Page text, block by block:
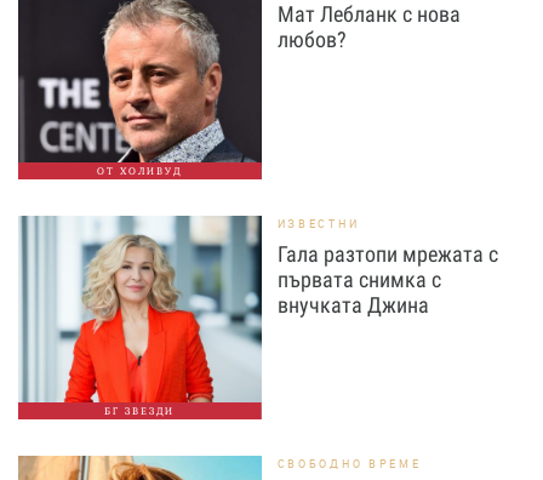
ОТ ХОЛИВУД
Мат Лебланк с нова
любов?
БГ ЗВЕЗДИ
ИЗВЕСТНИ
Гала разтопи мрежата с
първата снимка с
внучката Джина
СВОБОДНО ВРЕМЕ